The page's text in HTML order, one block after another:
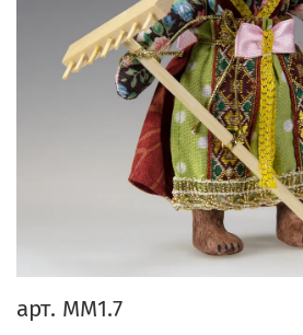
арт. ММ1.7